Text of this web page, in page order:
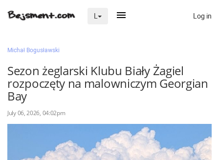
Na skróty
Zaloguj przez Clascal
×
Log in
Michał Bogusławski
Sezon żeglarski Klubu Biały Żagiel
rozpoczęty na malowniczym Georgian
Bay
July 06, 2026, 04:02pm